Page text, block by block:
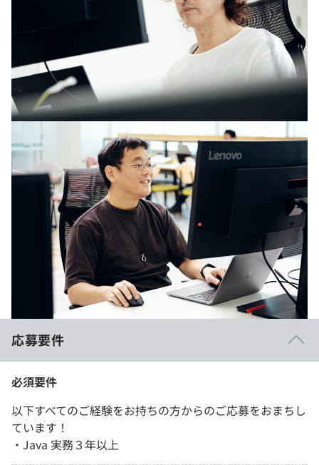
応募要件
必須要件
以下すべてのご経験をお持ちの方からのご応募をおまちし
ています！
・Java 実務３年以上